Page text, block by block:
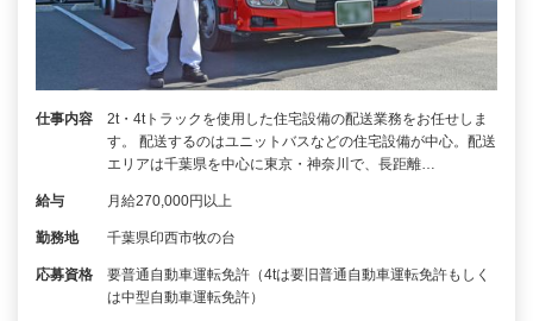
仕事内容
2t・4tトラックを使用した住宅設備の配送業務をお任せしま
す。 配送するのはユニットバスなどの住宅設備が中心。配送
エリアは千葉県を中心に東京・神奈川で、長距離…
給与 月給270,000円以上
勤務地 千葉県印西市牧の台
応募資格
要普通自動車運転免許（4tは要旧普通自動車運転免許もしく
は中型自動車運転免許）